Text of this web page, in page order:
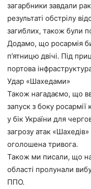
загарбники завдали
результаті обстрілу
загиблих, також були
Додамо, що росармія
п’ятницю двічі. Під
портова
Удар «Шахедами»
Також нагадаємо, що
запуск з боку росармії
у бік України для
загрозу атак
оголошена тривога.
Також ми писали, що на
області пролунали
ППО.